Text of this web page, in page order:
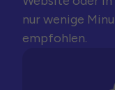
nur wenige
empfohlen.